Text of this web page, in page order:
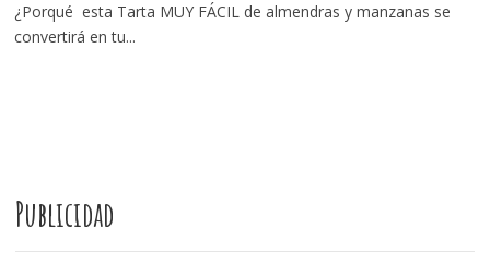
¿Porqué esta Tarta MUY FÁCIL de almendras y manzanas se
convertirá en tu...
Publicidad